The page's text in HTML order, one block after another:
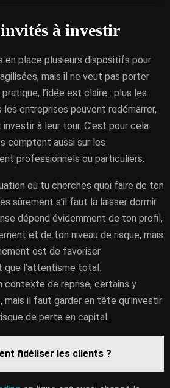
à investir
en place plusieurs dispositifs pour
mais il ne veut pas porter
l’idée est claire : plus les
entreprises peuvent redémarrer,
à leur tour. C’est pour cela
comptent aussi sur les
professionnels ou particuliers.
où tu cherches quoi faire de ton
sûrement s’il faut la laisser dormir
dépend évidemment de ton profil,
et de ton niveau de risque, mais
est de favoriser
que l’attentisme total.
contexte de reprise, certains y
il faut garder en tête qu’investir
de perte en capital.
fidéliser les clients ?